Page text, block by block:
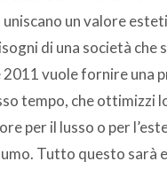
uniscano un valore
di una società
2011 vuole fornire una
tempo, che ottimizzi
per il lusso o per
Tutto questo